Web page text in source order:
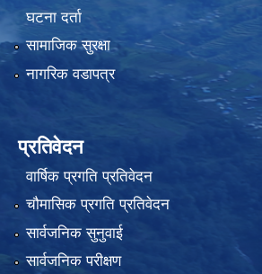
घटना दर्ता
सामाजिक सुरक्षा
नागरिक वडापत्र
प्रतिवेदन
वार्षिक प्रगति प्रतिवेदन
चौमासिक प्रगति प्रतिवेदन
सार्वजनिक सुनुवाई
सार्वजनिक परीक्षण